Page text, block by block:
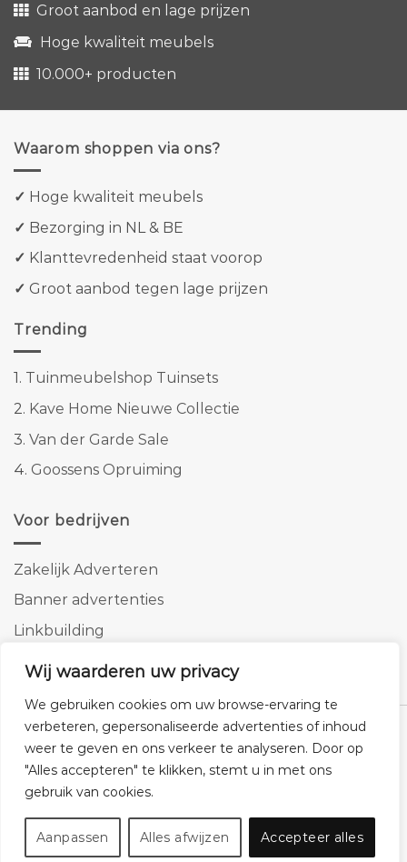
Wij waarderen uw privacy
We gebruiken cookies om uw browse-ervaring te
verbeteren, gepersonaliseerde advertenties of inhoud
weer te geven en ons verkeer te analyseren. Door op
"Alles accepteren" te klikken, stemt u in met ons
gebruik van cookies.
Aanpassen Alles afwijzen Accepteer alles
Groot aanbod en lage prijzen
Hoge kwaliteit meubels
10.000+ producten
Waarom shoppen via ons?
✓ Hoge kwaliteit meubels
✓ Bezorging in NL & BE
✓ Klanttevredenheid staat voorop
✓ Groot aanbod tegen lage prijzen
Trending
1. Tuinmeubelshop Tuinsets
2. Kave Home Nieuwe Collectie
3. Van der Garde Sale
4. Goossens Opruiming
Voor bedrijven
Zakelijk Adverteren
Banner advertenties
Linkbuilding
SEO copywriting
Klantenservice Privacybeleid